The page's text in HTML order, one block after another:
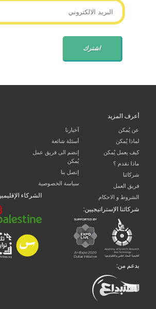
أعرف المزيد
عن يُمكن
لماذا يُمكن
كيف يعمل يُمكن
ماذا نقدم ؟
شركائنا
فريق العمل
الشروط و الاحكام
آخبارنا
أسئلة شائعة
إنضم الى فريق عمل
يُمكن
إتصل بنا
سياسة الخصوصية
الشركاء
شركائنا الإستراتيجيين:
بدعم من: